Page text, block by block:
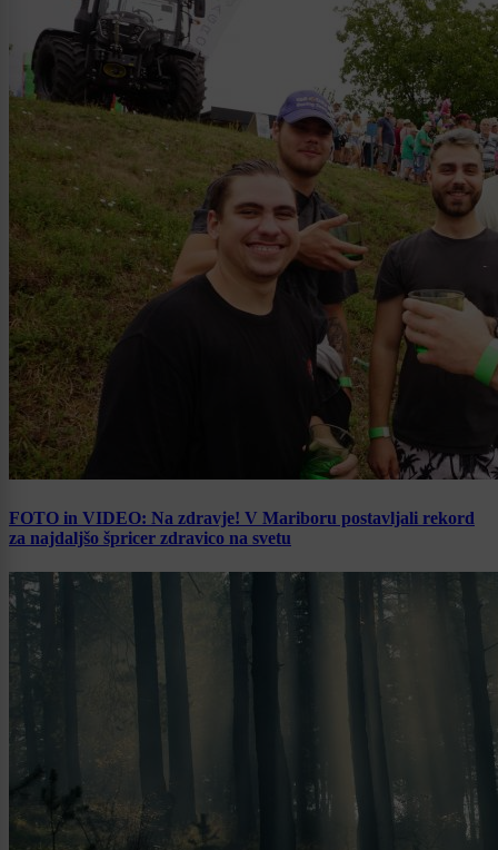
FOTO in VIDEO: Na zdravje! V Mariboru postavljali rekord
za najdaljšo špricer zdravico na svetu